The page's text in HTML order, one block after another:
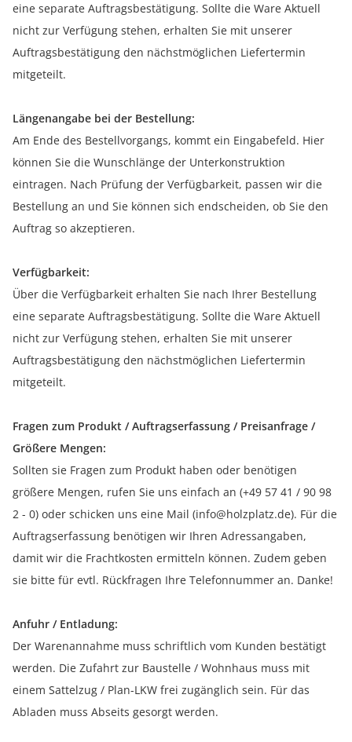
eine separate Auftragsbestätigung. Sollte die Ware Aktuell
nicht zur Verfügung stehen, erhalten Sie mit unserer
Auftragsbestätigung den nächstmöglichen Liefertermin
mitgeteilt.
Längenangabe bei der Bestellung:
Am Ende des Bestellvorgangs, kommt ein Eingabefeld. Hier
können Sie die Wunschlänge der Unterkonstruktion
eintragen. Nach Prüfung der Verfügbarkeit, passen wir die
Bestellung an und Sie können sich endscheiden, ob Sie den
Auftrag so akzeptieren.
Verfügbarkeit:
Über die Verfügbarkeit erhalten Sie nach Ihrer Bestellung
eine separate Auftragsbestätigung. Sollte die Ware Aktuell
nicht zur Verfügung stehen, erhalten Sie mit unserer
Auftragsbestätigung den nächstmöglichen Liefertermin
mitgeteilt.
Fragen zum Produkt / Auftragserfassung / Preisanfrage /
Größere Mengen:
Sollten sie Fragen zum Produkt haben oder benötigen
größere Mengen, rufen Sie uns einfach an (+49 57 41 / 90 98
2 - 0) oder schicken uns eine Mail (info@holzplatz.de). Für die
Auftragserfassung benötigen wir Ihren Adressangaben,
damit wir die Frachtkosten ermitteln können. Zudem geben
sie bitte für evtl. Rückfragen Ihre Telefonnummer an. Danke!
Anfuhr / Entladung:
Der Warenannahme muss schriftlich vom Kunden bestätigt
werden. Die Zufahrt zur Baustelle / Wohnhaus muss mit
einem Sattelzug / Plan-LKW frei zugänglich sein. Für das
Abladen muss Abseits gesorgt werden.